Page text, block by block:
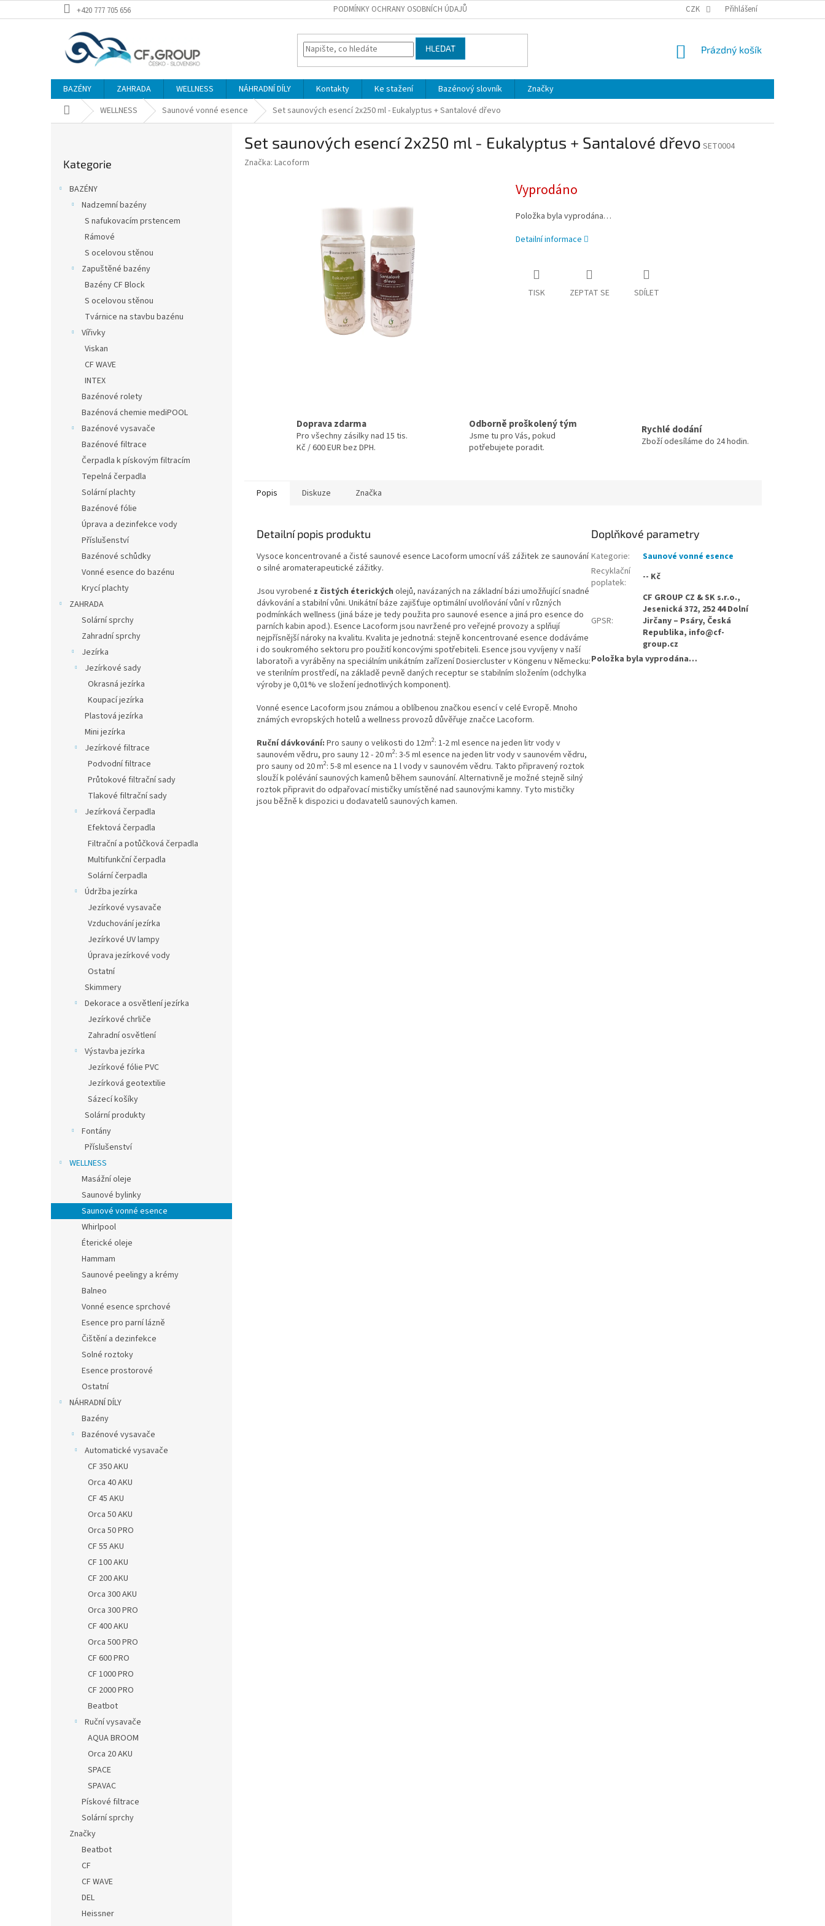
na
+420 777 705 656 PODMÍNKY OCHRANY OSOBNÍCH ÚDAJŮ CZK Přihlášení
HLEDAT
NÁKUPNÍ
Prázdný košík
BAZÉNY ZAHRADA WELLNESS NÁHRADNÍ DÍLY Kontakty Ke stažení Bazénový slovník
Značky
Domů WELLNESS Saunové vonné esence Set saunových esencí 2x250 ml - Eukalyptus + Santalové dřevo
kategorie
Kategorie
BAZÉNY
Nadzemní bazény
S nafukovacím prstencem
Rámové
S ocelovou stěnou
Zapuštěné bazény
Bazény CF Block
S ocelovou stěnou
Tvárnice na stavbu bazénu
Vířivky
Viskan
CF WAVE
INTEX
Bazénové rolety
Bazénová chemie mediPOOL
Bazénové vysavače
Bazénové filtrace
Čerpadla k pískovým filtracím
Tepelná čerpadla
Solární plachty
Bazénové fólie
Úprava a dezinfekce vody
Příslušenství
Bazénové schůdky
Vonné esence do bazénu
Krycí plachty
ZAHRADA
Solární sprchy
Zahradní sprchy
Jezírka
Jezírkové sady
Okrasná jezírka
Koupací jezírka
Plastová jezírka
Mini jezírka
Jezírkové filtrace
Podvodní filtrace
Průtokové filtrační sady
Tlakové filtrační sady
Jezírková čerpadla
Efektová čerpadla
Filtrační a potůčková čerpadla
Multifunkční čerpadla
Solární čerpadla
Údržba jezírka
Jezírkové vysavače
Vzduchování jezírka
Jezírkové UV lampy
Úprava jezírkové vody
Ostatní
Skimmery
Dekorace a osvětlení jezírka
Jezírkové chrliče
Zahradní osvětlení
Výstavba jezírka
Jezírkové fólie PVC
Jezírková geotextilie
Sázecí košíky
Solární produkty
Fontány
Příslušenství
WELLNESS
Masážní oleje
Saunové bylinky
Saunové vonné esence
Whirlpool
Éterické oleje
Hammam
Saunové peelingy a krémy
Balneo
Vonné esence sprchové
Esence pro parní lázně
Čištění a dezinfekce
Solné roztoky
Esence prostorové
Ostatní
NÁHRADNÍ DÍLY
Bazény
Bazénové vysavače
Automatické vysavače
CF 350 AKU
Orca 40 AKU
CF 45 AKU
Orca 50 AKU
Orca 50 PRO
CF 55 AKU
CF 100 AKU
CF 200 AKU
Orca 300 AKU
Orca 300 PRO
CF 400 AKU
Orca 500 PRO
CF 600 PRO
CF 1000 PRO
CF 2000 PRO
Beatbot
Ruční vysavače
AQUA BROOM
Orca 20 AKU
SPACE
SPAVAC
Pískové filtrace
Solární sprchy
Značky
Beatbot
CF
CF WAVE
DEL
Heissner
Set saunových esencí 2x250 ml - Eukalyptus + Santalové dřevo SET0004
Značka: Lacoform
Vyprodáno
Položka byla vyprodána…
Detailní informace
TISK ZEPTAT SE SDÍLET
Doprava zdarma
Pro všechny zásilky nad 15 tis.
Kč / 600 EUR bez DPH.
Odborně proškolený tým
Jsme tu pro Vás, pokud
potřebujete poradit.
Rychlé dodání
Zboží odesíláme do 24 hodin.
Popis Diskuze Značka
Detailní popis produktu
Vysoce koncentrované a čisté saunové esence Lacoform umocní váš zážitek ze saunování
o silné aromaterapeutické zážitky.
Jsou vyrobené z čistých éterických olejů, navázaných na základní bázi umožňující snadné
dávkování a stabilní vůni. Unikátní báze zajišťuje optimální uvolňování vůní v různých
podmínkách wellness (jiná báze je tedy použita pro saunové esence a jiná pro esence do
parních kabin apod.). Esence Lacoform jsou navržené pro veřejné provozy a splňují
nejpřísnější nároky na kvalitu. Kvalita je jednotná: stejně koncentrované esence dodáváme
i do soukromého sektoru pro použití koncovými spotřebiteli. Esence jsou vyvíjeny v naší
laboratoři a vyráběny na speciálním unikátním zařízení Dosiercluster v Köngenu v Německu:
ve sterilním prostředí, na základě pevně daných receptur se stabilním složením (odchylka
výroby je 0,01% ve složení jednotlivých komponent).
Vonné esence Lacoform jsou známou a oblíbenou značkou esencí v celé Evropě. Mnoho
známých evropských hotelů a wellness provozů důvěřuje značce Lacoform.
Ruční dávkování: Pro sauny o velikosti do 12m2: 1-2 ml esence na jeden litr vody v
saunovém vědru, pro sauny 12 - 20 m2: 3-5 ml esence na jeden litr vody v saunovém vědru,
pro sauny od 20 m2: 5-8 ml esence na 1 l vody v saunovém vědru. Takto připravený roztok
slouží k polévání saunových kamenů během saunování. Alternativně je možné stejně silný
roztok připravit do odpařovací mističky umístěné nad saunovými kamny. Tyto mističky
jsou běžně k dispozici u dodavatelů saunových kamen.
Doplňkové parametry
Kategorie:
Saunové vonné esence
Recyklační
poplatek: -- Kč
GPSR:
CF GROUP CZ & SK s.r.o.,
Jesenická 372, 252 44 Dolní
Jirčany – Psáry, Česká
Republika, info@cf-
group.cz
Položka byla vyprodána…